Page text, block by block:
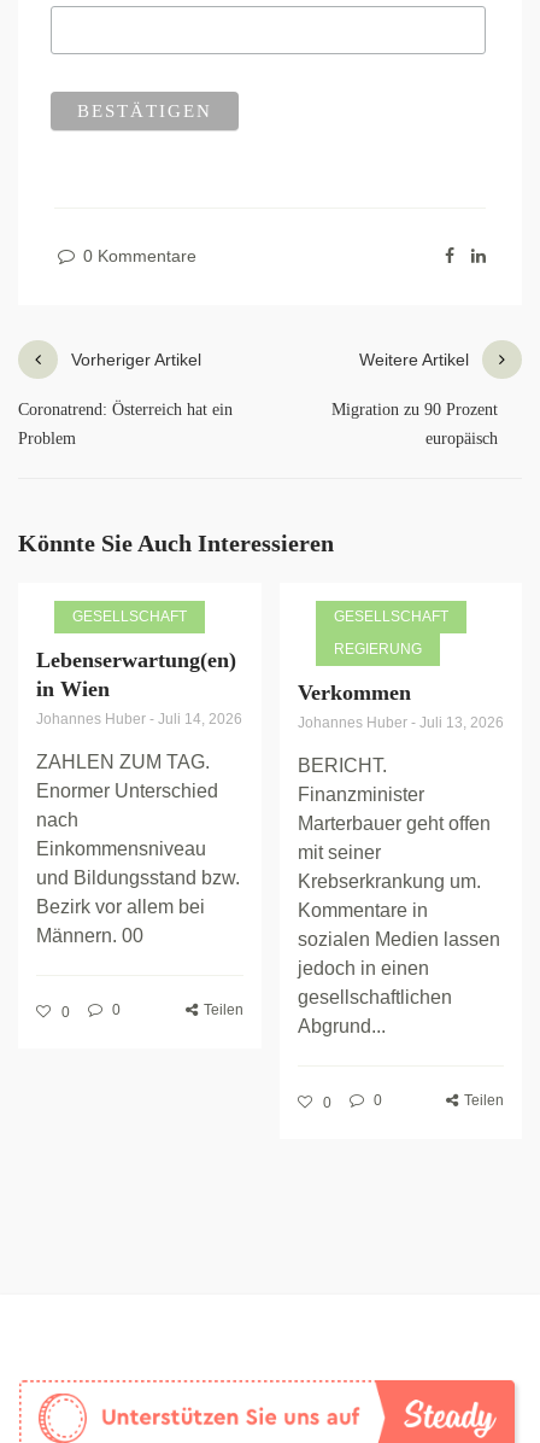
0 Kommentare
Vorheriger Artikel
Coronatrend: Österreich hat ein
Problem
Weitere Artikel
Migration zu 90 Prozent
europäisch
Könnte Sie Auch Interessieren
GESELLSCHAFT
Lebenserwartung(en)
in Wien
Johannes Huber - Juli 14, 2026
ZAHLEN ZUM TAG.
Enormer Unterschied
nach
Einkommensniveau
und Bildungsstand bzw.
Bezirk vor allem bei
Männern. 00
0 0 Teilen
GESELLSCHAFT
REGIERUNG
Verkommen
Johannes Huber - Juli 13, 2026
BERICHT.
Finanzminister
Marterbauer geht offen
mit seiner
Krebserkrankung um.
Kommentare in
sozialen Medien lassen
jedoch in einen
gesellschaftlichen
Abgrund...
0 0 Teilen